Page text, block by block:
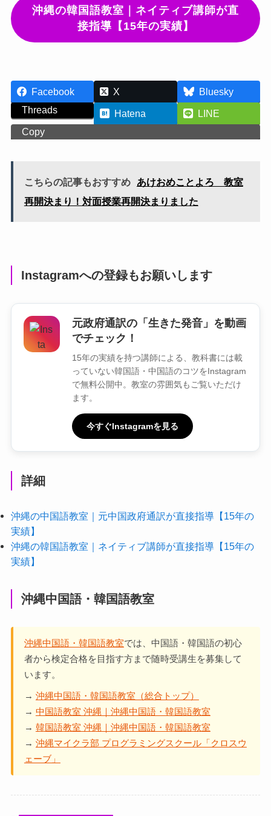
沖縄の韓国語教室｜ネイティブ講師が直
接指導【15年の実績】
Facebook X
Bluesky
Threads
Hatena
LINE
Copy
こちらの記事もおすすめ
あけおめことよろ 教室
再開決まり！対面授業再開決まりました
Instagramへの登録もお願いします
元政府通訳の「生きた発音」を動画
でチェック！
15年の実績を持つ講師による、教科書には載
っていない韓国語・中国語のコツをInstagram
で無料公開中。教室の雰囲気もご覧いただけ
ます。
今すぐInstagramを見る
詳細
沖縄の中国語教室｜元中国政府通訳が直接指導【15年の
実績】
沖縄の韓国語教室｜ネイティブ講師が直接指導【15年の
実績】
沖縄中国語・韓国語教室
沖縄中国語・韓国語教室では、中国語・韓国語の初心
者から検定合格を目指す方まで随時受講生を募集して
います。
→ 沖縄中国語・韓国語教室（総合トップ）
→ 中国語教室 沖縄｜沖縄中国語・韓国語教室
→ 韓国語教室 沖縄｜沖縄中国語・韓国語教室
→ 沖縄マイクラ部 プログラミングスクール「クロスウ
ェーブ」